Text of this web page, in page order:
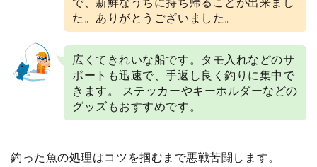
た。ありがとうございました。
広くてきれいな船です。タモ入れなどのサ
ポートも迅速で、手返し良く釣りに集中で
きます。 ステッカーやキーホルダーなどの
グッズもおすすめです。
釣った魚の処理はコツを掴むまで悪戦苦闘します。